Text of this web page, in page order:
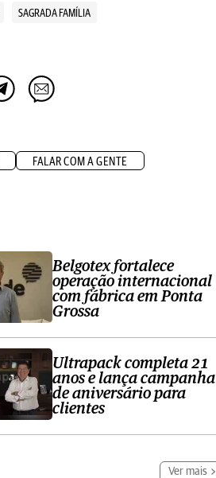
SAGRADA FAMÍLIA
FALAR COM A GENTE
Belgotex fortalece
operação internacional
com fábrica em Ponta
Grossa
Ultrapack completa 21
anos e lança campanha
de aniversário para
clientes
Ver mais